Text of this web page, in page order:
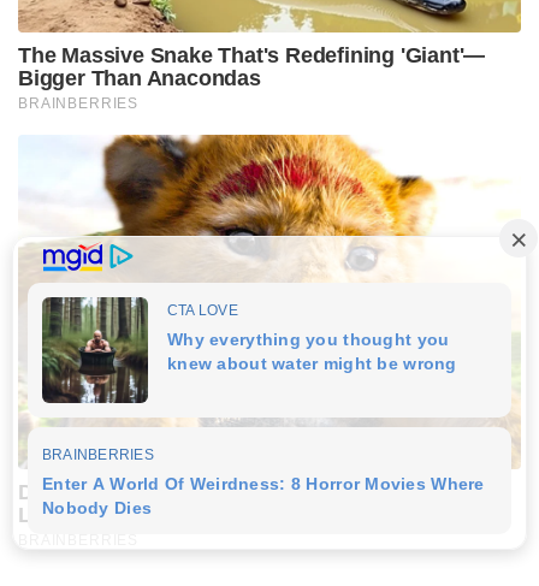
The Massive Snake That's Redefining 'Giant'—
Bigger Than Anacondas
BRAINBERRIES
Did You Notice How Natural Simba’s Movements
Looked In The Movie?